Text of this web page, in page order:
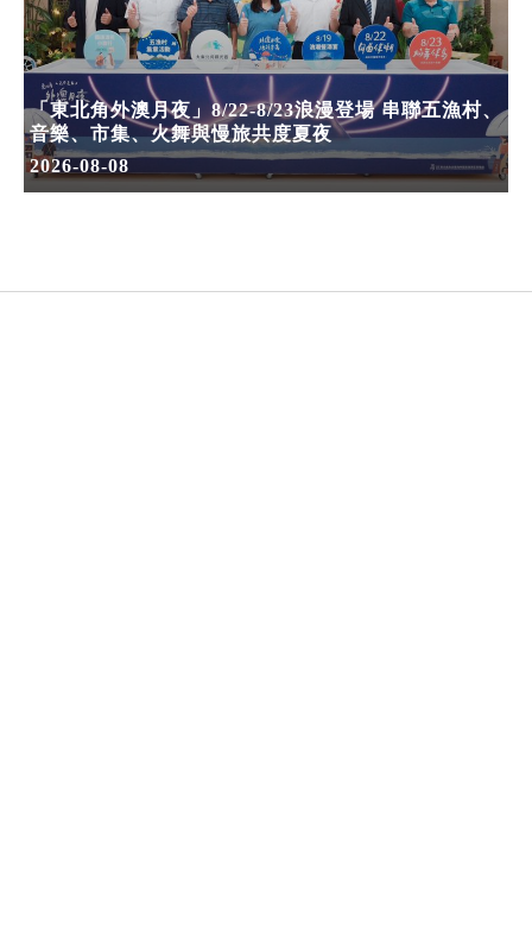
「東北角外澳月夜」8/22-8/23浪漫登場 串聯五漁村、
音樂、市集、火舞與慢旅共度夏夜
2026-08-08